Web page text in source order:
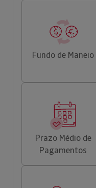
Fundo de Maneio
Prazo Médio de
Pagamentos